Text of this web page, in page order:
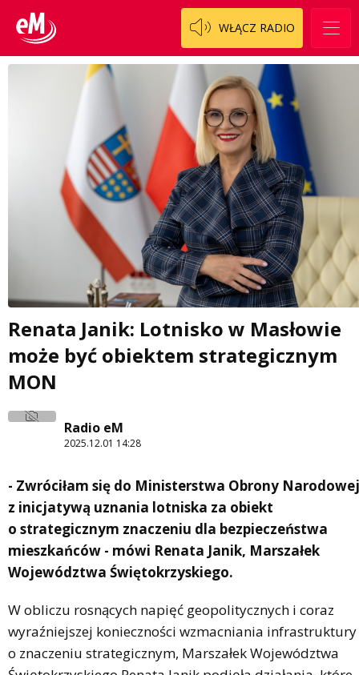
WŁĄCZ RADIO
Renata Janik: Lotnisko w Masłowie
może być obiektem strategicznym
MON
Radio eM
2025.12.01 14:28
- Zwróciłam się do Ministerstwa Obrony Narodowej
z inicjatywą uznania lotniska za obiekt
o strategicznym znaczeniu dla bezpieczeństwa
mieszkańców - mówi Renata Janik, Marszałek
Województwa Świętokrzyskiego.
W obliczu rosnących napięć geopolitycznych i coraz
wyraźniejszej konieczności wzmacniania infrastruktury
o znaczeniu strategicznym, Marszałek Województwa